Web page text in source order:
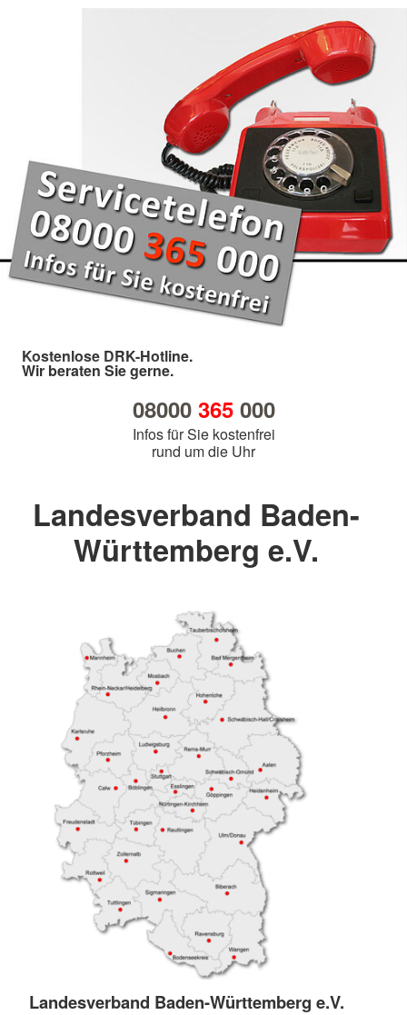
Kostenlose DRK-Hotline.
Wir beraten Sie gerne.
08000 365000
Infos für Sie kostenfrei
rund um die Uhr
Landesverband Baden-
Württemberg e.V.
Landesverband Baden-Württemberg e.V.